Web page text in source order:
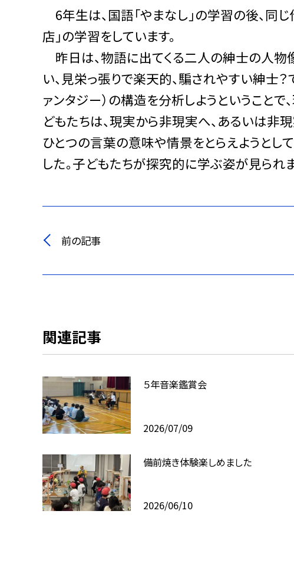
6年生は、国語「やまなし」の学習の後、
店」の学習をしています。
昨日は、物語に出てくる二人の紳士の人物
い、見栄っ張りで楽天的、騙されやすい紳士？
ァンタジー）の構造を分析しようということ
どもたちは、現実から非現実へ、あるいは非
ひとつの言葉の意味や情景をとらえようとし
した。子どもたちが探究的に学ぶ姿が見られ
前の記事
関連記事
５年音楽鑑賞会
2026/07/09
備前焼き体験楽しめました
2026/06/10